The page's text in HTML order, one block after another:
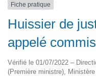
Fiche pratique
Huissier de
appelé
Vérifié le 01/07/2022 –
(Première ministre),